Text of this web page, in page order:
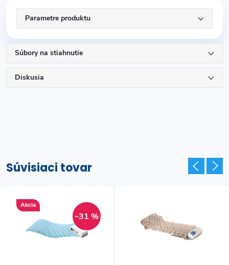
Parametre produktu
Súbory na stiahnutie
Diskusia
Súvisiaci tovar
Akcia
–31 %